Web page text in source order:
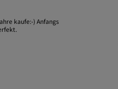
kaufe:-) Anfangs